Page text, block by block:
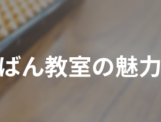
競技会
大人
小学生
ん教室の魅力